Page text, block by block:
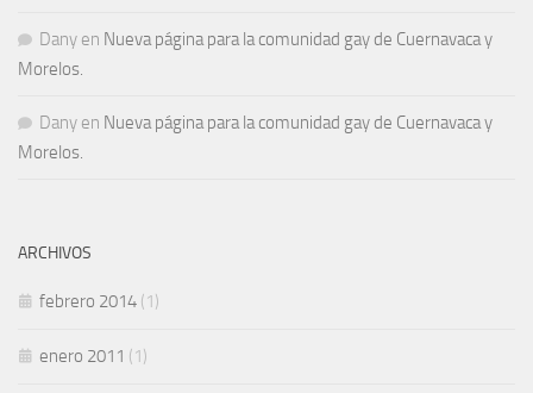
Dany en Nueva página para la comunidad gay de Cuernavaca y
Morelos.
Dany en Nueva página para la comunidad gay de Cuernavaca y
Morelos.
ARCHIVOS
febrero 2014 (1)
enero 2011 (1)